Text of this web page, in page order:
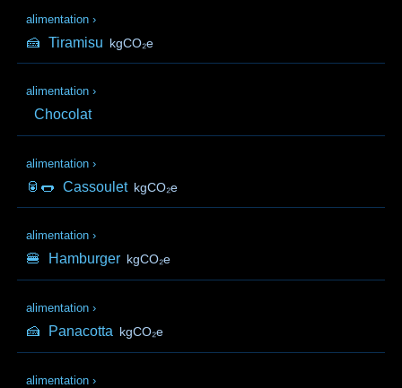
alimentation ›
🍰 Tiramisu kgCO₂e
alimentation ›
Chocolat
alimentation ›
🥫🌭 Cassoulet kgCO₂e
alimentation ›
🍔 Hamburger kgCO₂e
alimentation ›
🍰 Panacotta kgCO₂e
alimentation ›